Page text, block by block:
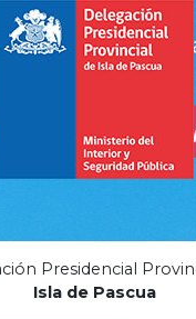
Presidencial
Isla de Pascua